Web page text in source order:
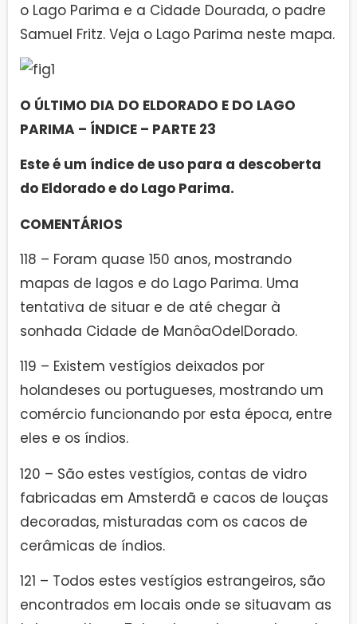
o Lago Parima e a Cidade Dourada, o padre
Samuel Fritz. Veja o Lago Parima neste mapa.
O ÚLTIMO DIA DO ELDORADO E DO LAGO
PARIMA – ÍNDICE – PARTE 23
Este é um índice de uso para a descoberta
do Eldorado e do Lago Parima.
COMENTÁRIOS
118 – Foram quase 150 anos, mostrando
mapas de lagos e do Lago Parima. Uma
tentativa de situar e de até chegar à
sonhada Cidade de ManôaOdelDorado.
119 – Existem vestígios deixados por
holandeses ou portugueses, mostrando um
comércio funcionando por esta época, entre
eles e os índios.
120 – São estes vestígios, contas de vidro
fabricadas em Amsterdã e cacos de louças
decoradas, misturadas com os cacos de
cerâmicas de índios.
121 – Todos estes vestígios estrangeiros, são
encontrados em locais onde se situavam as